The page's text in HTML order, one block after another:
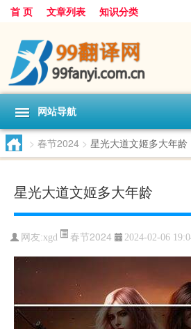
首 页 文章列表 知识分类
网站导航
> 春节2024 > 星光大道文姬多大年龄
星光大道文姬多大年龄
网友:xgd 春节2024 2024-02-06